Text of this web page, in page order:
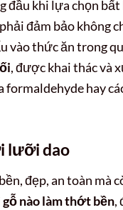
khi lựa chọn bất
phải đảm bảo không
vào thức ăn trong
, được khai thác và
formaldehyde hay
lưỡi dao
đẹp, an toàn mà
gỗ nào làm thớt bền,